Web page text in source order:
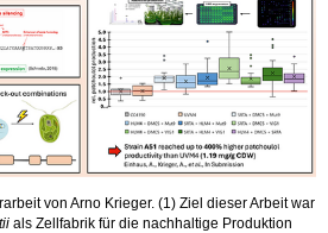
von Arno Krieger. (1) Ziel dieser Arbeit war
als Zellfabrik für die nachhaltige Produktion